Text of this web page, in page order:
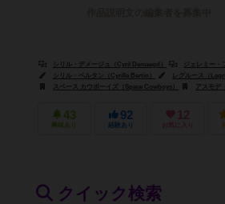
シリル・デメージュ（Cyril Demaegd） ジェレミー・フラレー
シリル・ベルタン（Cyrille Bertin）
レグルース（
スペース カウボーイズ（Space Cowboys）
アスモデ
43
興味あり
92
経験あり
12
お気に入り
クイック検索